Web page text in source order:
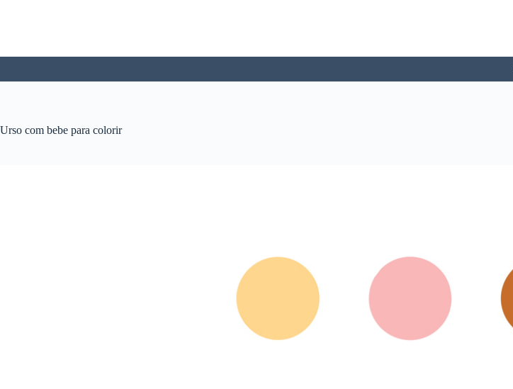
Urso com bebe para colorir